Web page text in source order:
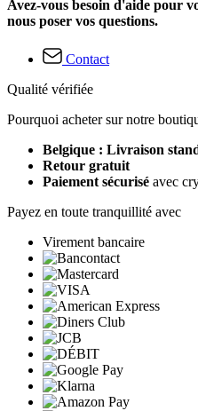
Avez-vous besoin d'aide pour
nous poser vos questions.
Contact
Qualité vérifiée
Pourquoi acheter sur notre
Belgique : Livraison
Retour gratuit
Paiement sécurisé avec
Payez en toute tranquillité avec
Virement bancaire